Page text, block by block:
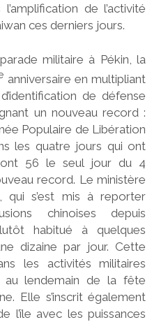
de l’activité
ces derniers jours.
militaire à Pékin, la
anniversaire en multipliant
de défense
un nouveau record :
Populaire de Libération
les quatre jours qui ont
56 le seul jour du 4
record. Le ministère
qui s’est mis à reporter
chinoises depuis
habitué à quelques
dizaine par jour. Cette
les activités militaires
au lendemain de la fête
Elle s’inscrit également
l’île avec les puissances